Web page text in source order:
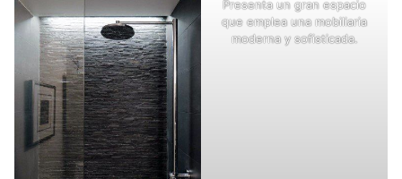
Presenta un gran espacio
que emplea una mobiliaria
moderna y sofisticada.